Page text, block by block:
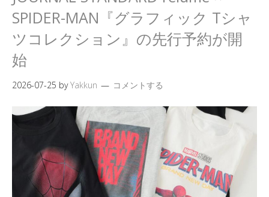
SPIDER-MAN『グラフィック Tシャ
ツコレクション』の先行予約が開
始
2026-07-25 byYakkun コメントする